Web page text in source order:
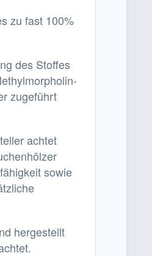
zu fast 100%
des Stoffes
zugeführt
achtet
sowie
hergestellt